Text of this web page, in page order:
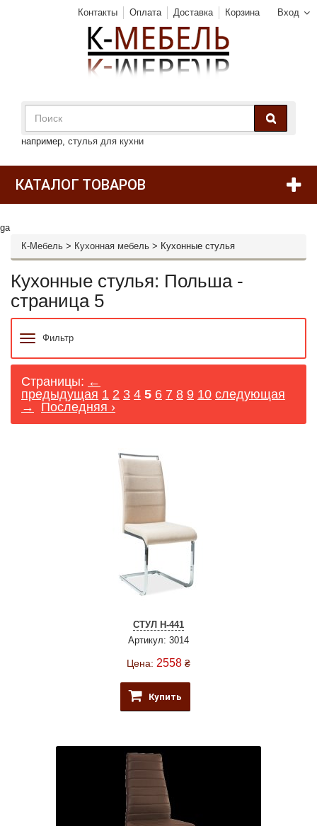
Вход
Контакты Оплата Доставка Корзина
например, стулья для кухни
КАТАЛОГ ТОВАРОВ
ga
К-Мебель > Кухонная мебель > Кухонные стулья
Кухонные стулья: Польша -
страница 5
Фильтр
Страницы: ←
предыдущая 1 2 3 4 5 6 7 8 9 10 следующая
→
Последняя ›
СТУЛ H-441
Артикул: 3014
Цена: 2558 ₴
Купить